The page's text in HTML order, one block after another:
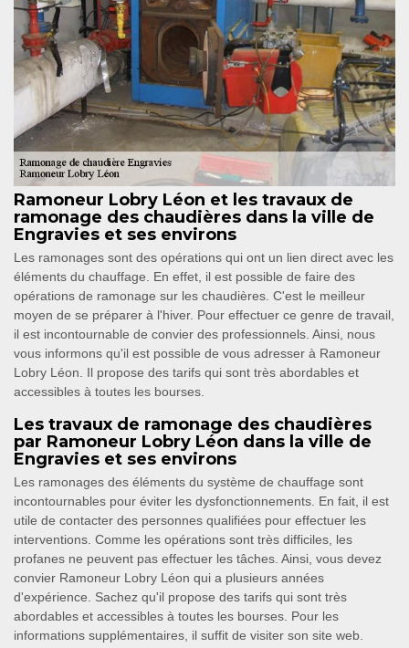
Ramoneur Lobry Léon et les travaux de
ramonage des chaudières dans la ville de
Engravies et ses environs
Les ramonages sont des opérations qui ont un lien direct avec les
éléments du chauffage. En effet, il est possible de faire des
opérations de ramonage sur les chaudières. C'est le meilleur
moyen de se préparer à l'hiver. Pour effectuer ce genre de travail,
il est incontournable de convier des professionnels. Ainsi, nous
vous informons qu'il est possible de vous adresser à Ramoneur
Lobry Léon. Il propose des tarifs qui sont très abordables et
accessibles à toutes les bourses.
Les travaux de ramonage des chaudières
par Ramoneur Lobry Léon dans la ville de
Engravies et ses environs
Les ramonages des éléments du système de chauffage sont
incontournables pour éviter les dysfonctionnements. En fait, il est
utile de contacter des personnes qualifiées pour effectuer les
interventions. Comme les opérations sont très difficiles, les
profanes ne peuvent pas effectuer les tâches. Ainsi, vous devez
convier Ramoneur Lobry Léon qui a plusieurs années
d'expérience. Sachez qu'il propose des tarifs qui sont très
abordables et accessibles à toutes les bourses. Pour les
informations supplémentaires, il suffit de visiter son site web.